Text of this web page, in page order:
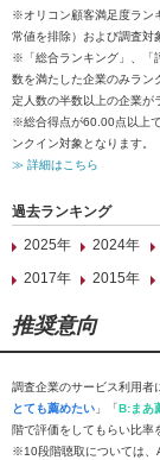
※オリコン顧客満足度ラン
常値を排除）および調査対
※「総合ランキング」、「
数を満たした企業のみラン
定人数の半数以上の企業が
※総合得点が60.00点以上
ンクイン対象となります。
≫ 詳細はこちら
過去ランキング
2025年
2024年
2017年
2015年
推奨意向
調査企業のサービス利用者
とても薦めたい 」「B:まあ
階で評価をしてもらい比率
※10段階聴取については、